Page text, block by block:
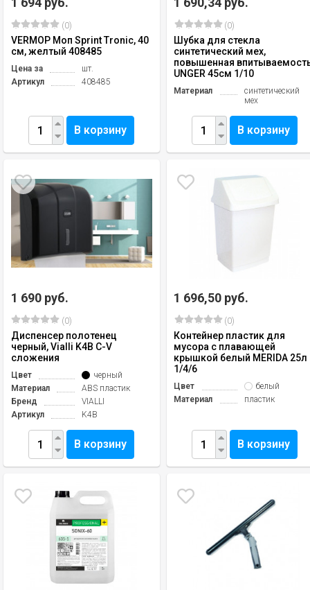
(0)
VERMOP Моп Sprint Tronic, 40
см, желтый 408485
Цена за
шт.
Артикул
408485
В корзину
(0)
Шубка для стекла
синтетический мех,
повышенная
UNGER 45см 1/10
Материал
синтетический
мех
В корзину
1 690 руб.
(0)
Диспенсер полотенец
черный, Vialli K4B C-V
сложения
Цвет
черный
Материал
ABS пластик
Бренд
VIALLI
Артикул
K4B
В корзину
1 696,50 руб.
(0)
Контейнер пластик для
мусора с плавающей
крышкой белый MERIDA 25л
1/4/6
Цвет
белый
Материал
пластик
В корзину